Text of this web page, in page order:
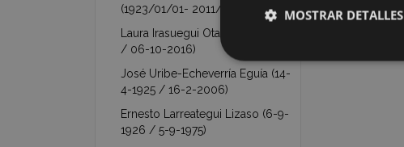
(1923/01/01- 2011/05/25)
Laura Irasuegui Otal (26-11-1923
/ 06-10-2016)
José Uribe-Echeverría Eguía (14-
4-1925 / 16-2-2006)
Ernesto Larreategui Lizaso (6-9-
1926 / 5-9-1975)
MOSTRAR DETALLES